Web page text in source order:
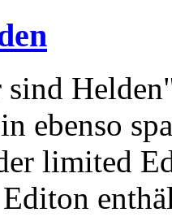
ebenso
limited